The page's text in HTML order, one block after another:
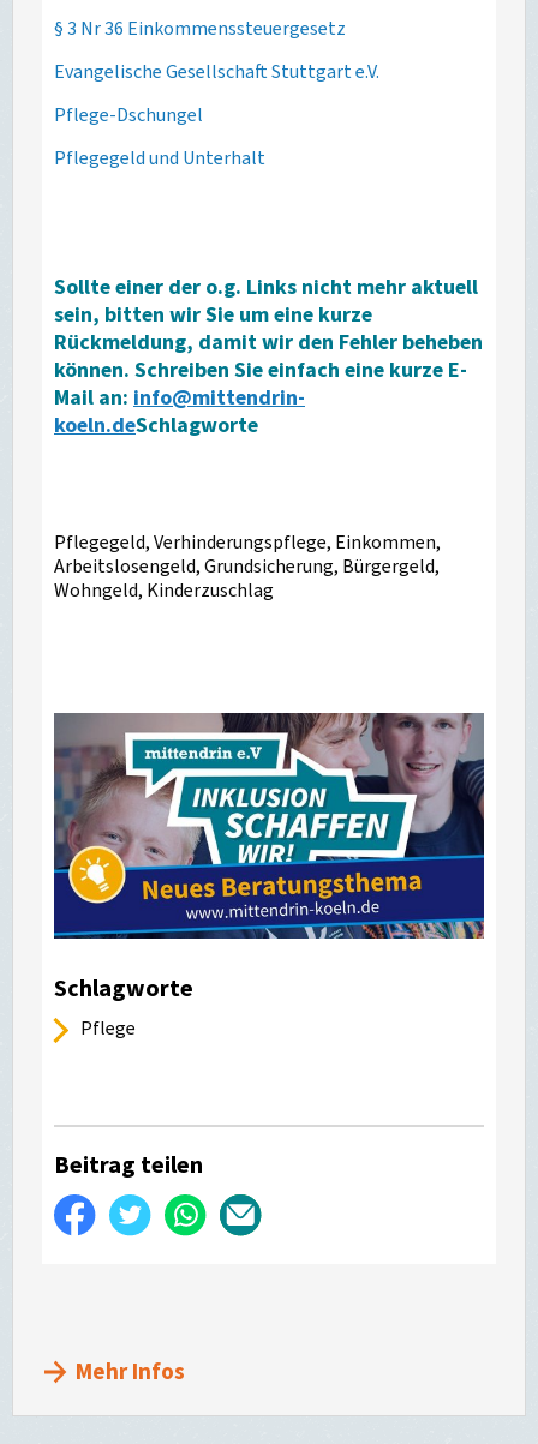
§ 3 Nr 36 Einkommenssteuergesetz
Evangelische Gesellschaft Stuttgart e.V.
Pflege-Dschungel
Pflegegeld und Unterhalt
Sollte einer der o.g. Links nicht mehr aktuell
sein, bitten wir Sie um eine kurze
Rückmeldung, damit wir den Fehler beheben
können. Schreiben Sie einfach eine kurze E-
Mail an: info@mittendrin-
koeln.deSchlagworte
Pflegegeld, Verhinderungspflege, Einkommen,
Arbeitslosengeld, Grundsicherung, Bürgergeld,
Wohngeld, Kinderzuschlag
Schlagworte
Pflege
Beitrag teilen
Auf
Twittern WhatsApp
Mehr Infos